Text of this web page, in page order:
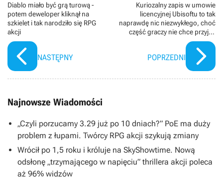
Diablo miało być grą turową -
potem deweloper kliknął na
szkielet i tak narodziło się RPG
akcji
NASTĘPNY
Kuriozalny zapis w umowie
licencyjnej Ubisoftu to tak
naprawdę nic niezwykłego, choć
część graczy nie chce przyjąć
tego do wiadomości. Baldur’s
Gate 3 ma taki sam
POPRZEDNI
Najnowsze Wiadomości
„Czyli porzucamy 3.29 już po 10 dniach?” PoE ma duży
problem z łupami. Twórcy RPG akcji szykują zmiany
Wrócił po 1,5 roku i króluje na SkyShowtime. Nową
odsłonę „trzymającego w napięciu” thrillera akcji poleca
aż 96% widzów